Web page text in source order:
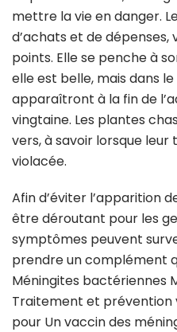
mettre la vie en danger.
d’achats et de dépenses,
points. Elle se penche à
elle est belle, mais dans
apparaîtront à la fin de
vingtaine. Les plantes
vers, à savoir lorsque
violacée.
Afin d’éviter l’apparition
être déroutant pour les
symptômes peuvent
prendre un complément
Méningites bactériennes
Traitement et prévention
pour Un vaccin des